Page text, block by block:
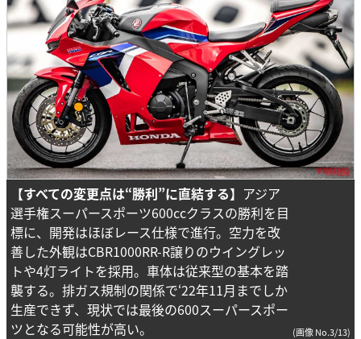
【すべての変更点は“勝利”に直結する】 アジア
選手権スーパースポーツ600ccクラスの勝利を目
標に、開発はほぼレース仕様で進行。空力を改
善した外観はCBR1000RR-R譲りのウイングレッ
トや4灯ライトを採用。車体は従来型の基本を踏
襲する。排ガス規制の関係で‘22年11月までしか
生産できず、現状では最後の600スーパースポー
ツとなる可能性が高い。
(画像 No.3/13)